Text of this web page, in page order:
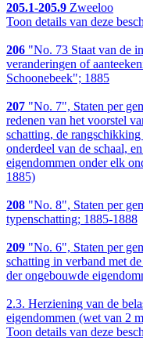
205.1-205.9 Zweeloo
Toon details van deze
206 "No. 73 Staat van de
veranderingen of
Schoonebeek"; 1885
207 "No. 7", Staten per
redenen van het voorstel
schatting, de
onderdeel van de schaal,
eigendommen onder elk
1885)
208 "No. 8", Staten per
typenschatting; 1885-1888
209 "No. 6", Staten per
schatting in verband met
der ongebouwde
2.3. Herziening van de
eigendommen (wet van 2
Toon details van deze